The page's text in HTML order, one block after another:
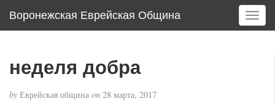
Воронежская Еврейская Община
T
o
неделя добра
by Еврейская община on 28 марта, 2017